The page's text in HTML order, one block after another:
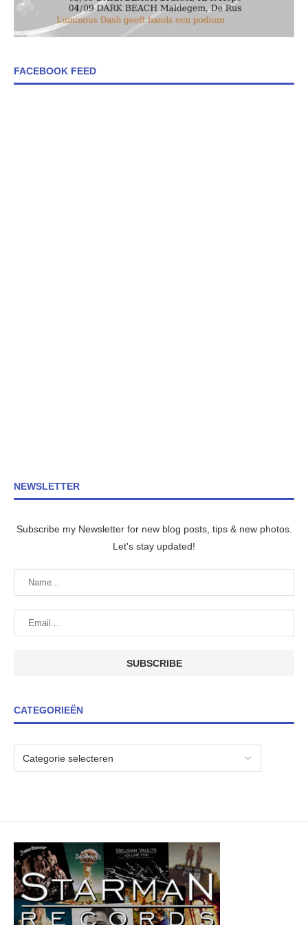
FACEBOOK FEED
NEWSLETTER
Subscribe my Newsletter for new blog posts, tips & new photos.
Let's stay updated!
CATEGORIEËN